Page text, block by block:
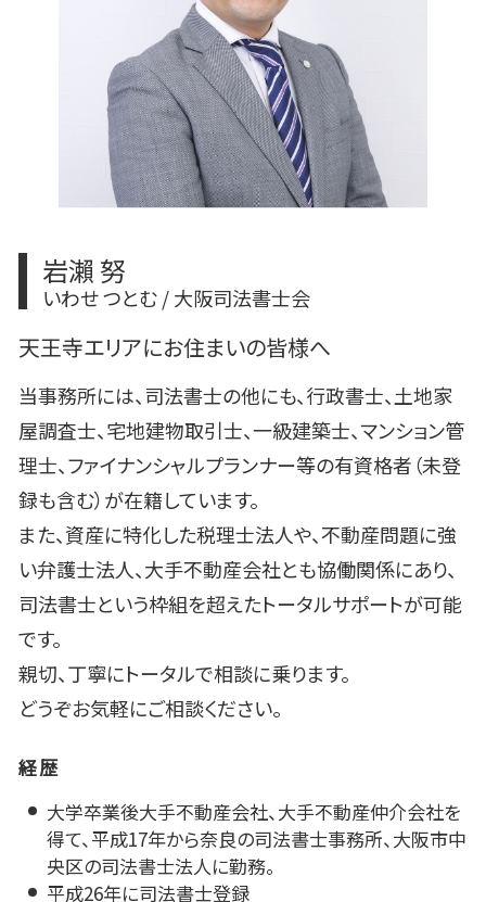
相続登記 自分で
相続 不動産登記
岩瀨 努
いわせ つとむ / 大阪司法書士会
天王寺エリアにお住まいの皆様へ
当事務所には、司法書士の他にも、行政書士、土地家
屋調査士、宅地建物取引士、一級建築士、マンション管
理士、ファイナンシャルプランナー等の有資格者（未登
録も含む）が在籍しています。
また、資産に特化した税理士法人や、不動産問題に強
い弁護士法人、大手不動産会社とも協働関係にあり、
司法書士という枠組を超えたトータルサポートが可能
です。
親切、丁寧にトータルで相談に乗ります。
どうぞお気軽にご相談ください。
経歴
大学卒業後大手不動産会社、大手不動産仲介会社を
得て、平成17年から奈良の司法書士事務所、大阪市中
央区の司法書士法人に勤務。
平成26年に司法書士登録